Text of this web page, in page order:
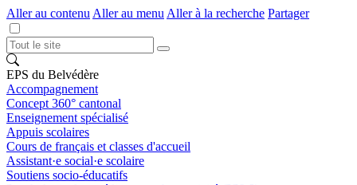
Aller au contenu Aller au menu Aller à la recherche Partager
EPS du Belvédère
Accompagnement
Concept 360° cantonal
Enseignement spécialisé
Appuis scolaires
Cours de français et classes d'accueil
Assistant·e social·e scolaire
Soutiens socio-éducatifs